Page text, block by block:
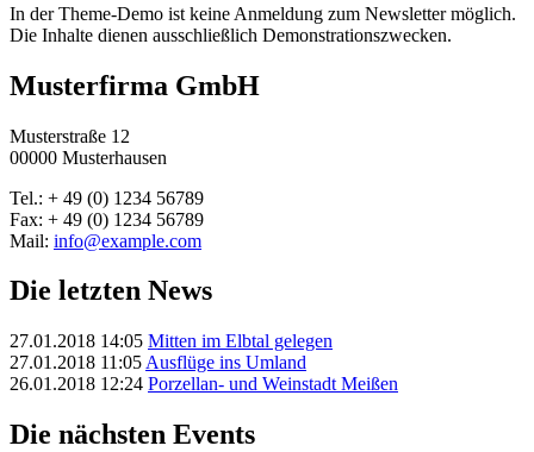
In der Theme-Demo ist keine Anmeldung zum Newsletter möglich.
Die Inhalte dienen ausschließlich Demonstrationszwecken.
Musterfirma GmbH
Musterstraße 12
00000 Musterhausen
Tel.: + 49 (0) 1234 56789
Fax: + 49 (0) 1234 56789
Mail: info@example.com
Die letzten News
27.01.2018 14:05 Mitten im Elbtal gelegen
27.01.2018 11:05 Ausflüge ins Umland
26.01.2018 12:24 Porzellan- und Weinstadt Meißen
Die nächsten Events